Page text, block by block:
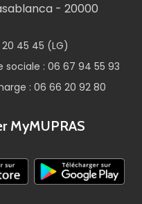
- 20000
20 45 45 (LG)
sociale : 06 67 94 55 93
: 06 66 20 92 80
MyMUPRAS